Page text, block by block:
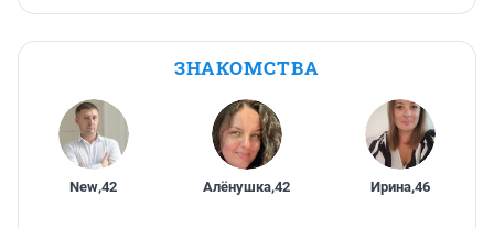
ЗНАКОМСТВА
New,42 Алёнушка,42 Ирина,46